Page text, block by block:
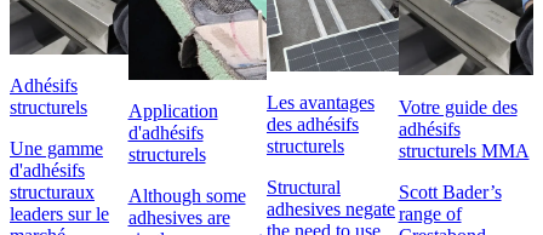
Adhésifs
structurels
Une gamme
d'adhésifs
structuraux
leaders sur le
Application
d'adhésifs
structurels
Although some
adhesives are
Les avantages
des adhésifs
structurels
Structural
adhesives negate
the need to use
Votre guide des
adhésifs
structurels MMA
Scott Bader’s
range of